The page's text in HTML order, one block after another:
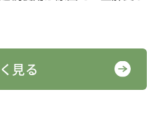
見る